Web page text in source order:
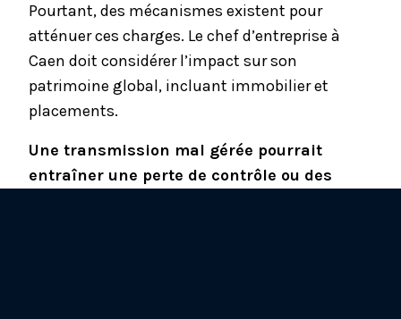
Pourtant, des mécanismes existent pour
atténuer ces charges. Le chef d’entreprise à
Caen doit considérer l’impact sur son
patrimoine global, incluant immobilier et
placements.
Une transmission mal gérée pourrait
entraîner une perte de contrôle ou des